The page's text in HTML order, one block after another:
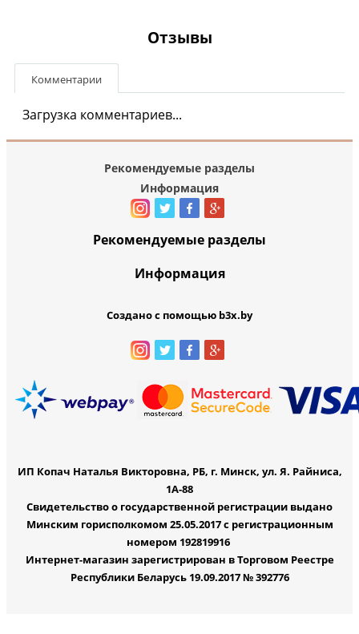
Отзывы
Комментарии
Загрузка комментариев...
Рекомендуемые разделы
Информация
Рекомендуемые разделы
Информация
Создано с помощью b3x.by
ИП Копач Наталья Викторовна, РБ, г. Минск, ул. Я. Райниса,
1А-88
Свидетельство о государственной регистрации выдано
Минским горисполкомом 25.05.2017 с регистрационным
номером 192819916
Интернет-магазин зарегистрирован в Торговом Реестре
Республики Беларусь 19.09.2017 № 392776